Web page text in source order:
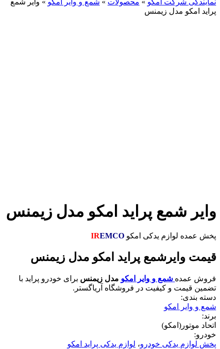
نمایندگی شرکت امکو » محصولات » شمع و وایر امکو » وایر شمع
پراید امکو مدل زیمنس
وایر شمع پراید امکو مدل زیمنس
پخش عمده لوازم یدکی امکو IREMCO
قیمت وایرشمع پراید امکو مدل زیمنس
فروش عمده شمع و وایر امکو مدل زیمنس برای خودرو پراید با
تضمین قیمت و کیفیت در فروشگاه آریاگستر.
دسته بندی:
شمع و وایر امکو
برند:
اتحاد موتور(امکو)
خودرو:
پخش لوازم یدکی خودرو، لوازم یدکی پراید امکو